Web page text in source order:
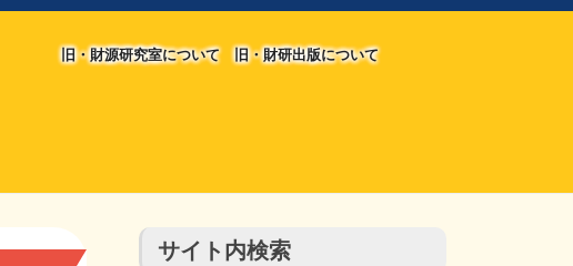
旧・財源研究室について 旧・財研出版について
サイト内検索